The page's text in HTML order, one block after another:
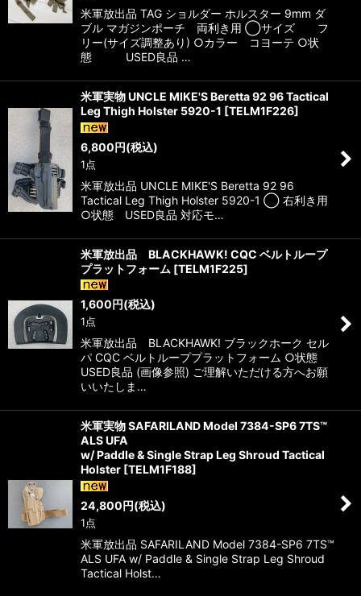
米軍放出品 TAG ショルダー ホルスター 9mm ダ
ブル マガジンポーチ 両利き用 ◯サイズ フ
リー(サイズ調整あり) ○カラー コヨーテ ○状
態 USED良品 …
米軍実物 UNCLE MIKE'S Beretta 92 96 Tactical
Leg Thigh Holster 5920-1 [TELM1F226]
6,800円(税込)
1点
米軍放出品 UNCLE MIKE'S Beretta 92 96
Tactical Leg Thigh Holster 5920-1 ◯ 右利き用
○状態 USED良品 対応モ…
米軍放出品 BLACKHAWK! CQC ベルトループ
プラットフォーム [TELM1F225]
1,600円(税込)
1点
米軍放出品 BLACKHAWK! ブラックホーク セル
パ CQC ベルトループプラットフォーム ○状態
USED良品 (画像参照) ご理解いただける方へお願
いいたしま…
米軍実物 SAFARILAND Model 7384-SP6 7TS™
ALS UFA
w/ Paddle & Single Strap Leg Shroud Tactical
Holster [TELM1F188]
24,800円(税込)
1点
米軍放出品 SAFARILAND Model 7384-SP6 7TS™
ALS UFA w/ Paddle & Single Strap Leg Shroud
Tactical Holst…